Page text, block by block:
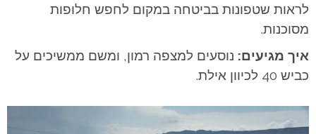
לראות שטפונות בביטחה במקום לחפש חלופות
מסוכנות.
איך מגיעים: נוסעים למצפה רמון, ומשם ממשיכים על
כביש 40 לכיוון אילת.